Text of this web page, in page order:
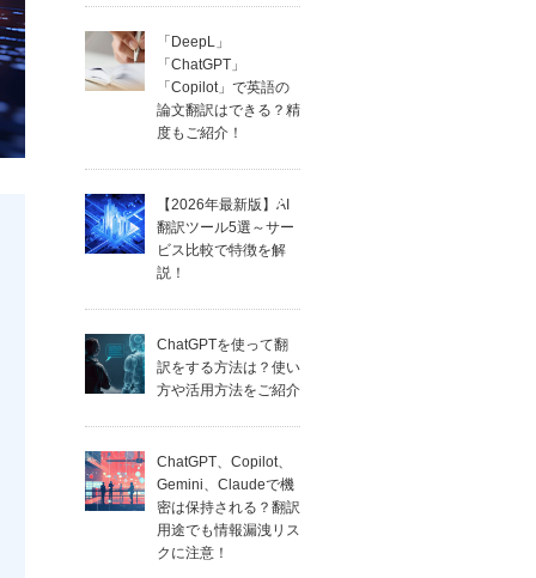
「DeepL」
「ChatGPT」
「Copilot」で英語の
論文翻訳はできる？精
度もご紹介！
【2026年最新版】AI
翻訳ツール5選～サー
ビス比較で特徴を解
説！
ChatGPTを使って翻
訳をする方法は？使い
方や活用方法をご紹介
ChatGPT、Copilot、
Gemini、Claudeで機
密は保持される？翻訳
用途でも情報漏洩リス
クに注意！